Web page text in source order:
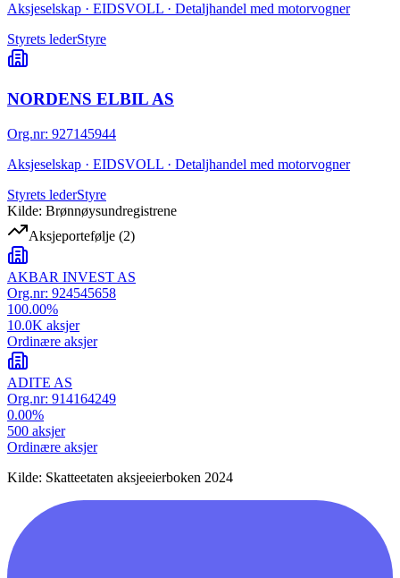
Aksjeselskap · EIDSVOLL · Detaljhandel med motorvogner
Styrets lederStyre
NORDENS ELBIL AS
Org.nr: 927145944
Aksjeselskap · EIDSVOLL · Detaljhandel med motorvogner
Styrets lederStyre
Kilde: Brønnøysundregistrene
Aksjeportefølje (2)
AKBAR INVEST AS
Org.nr: 924545658
100.00%
10.0K aksjer
Ordinære aksjer
ADITE AS
Org.nr: 914164249
0.00%
500 aksjer
Ordinære aksjer
Kilde: Skatteetaten aksjeeierboken 2024